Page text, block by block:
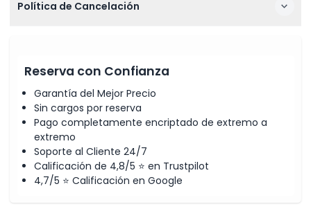
Política de Cancelación
Reserva con Confianza
Garantía del Mejor Precio
Sin cargos por reserva
Pago completamente encriptado de extremo a
extremo
Soporte al Cliente 24/7
Calificación de 4,8/5 ⭐ en Trustpilot
4,7/5 ⭐ Calificación en Google